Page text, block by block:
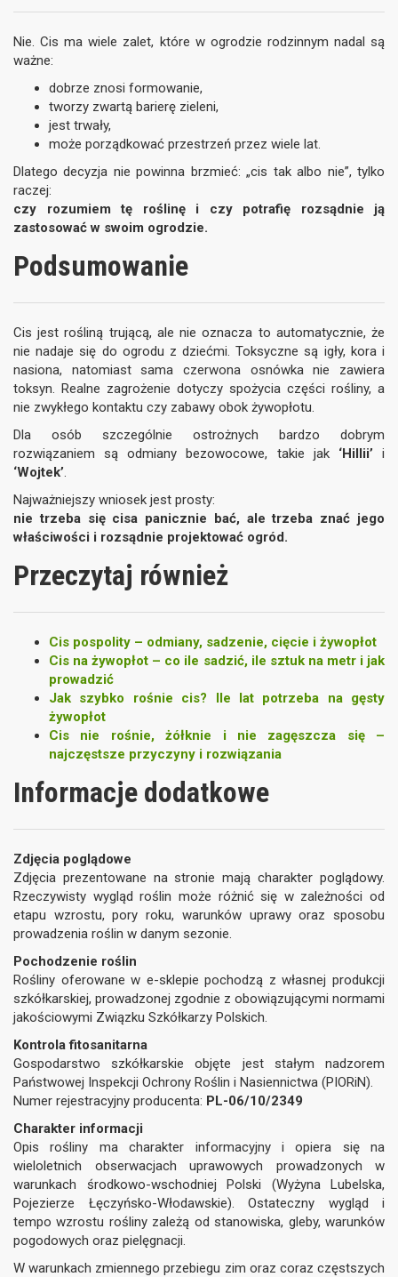
Nie. Cis ma wiele zalet, które w ogrodzie rodzinnym nadal są
ważne:
dobrze znosi formowanie,
tworzy zwartą barierę zieleni,
jest trwały,
może porządkować przestrzeń przez wiele lat.
Dlatego decyzja nie powinna brzmieć: „cis tak albo nie”, tylko
raczej:
czy rozumiem tę roślinę i czy potrafię rozsądnie ją
zastosować w swoim ogrodzie.
Podsumowanie
Cis jest rośliną trującą, ale nie oznacza to automatycznie, że
nie nadaje się do ogrodu z dziećmi. Toksyczne są igły, kora i
nasiona, natomiast sama czerwona osnówka nie zawiera
toksyn. Realne zagrożenie dotyczy spożycia części rośliny, a
nie zwykłego kontaktu czy zabawy obok żywopłotu.
Dla osób szczególnie ostrożnych bardzo dobrym
rozwiązaniem są odmiany bezowocowe, takie jak ‘Hillii’ i
‘Wojtek’.
Najważniejszy wniosek jest prosty:
nie trzeba się cisa panicznie bać, ale trzeba znać jego
właściwości i rozsądnie projektować ogród.
Przeczytaj również
Cis pospolity – odmiany, sadzenie, cięcie i żywopłot
Cis na żywopłot – co ile sadzić, ile sztuk na metr i jak
prowadzić
Jak szybko rośnie cis? Ile lat potrzeba na gęsty
żywopłot
Cis nie rośnie, żółknie i nie zagęszcza się –
najczęstsze przyczyny i rozwiązania
Informacje dodatkowe
Zdjęcia poglądowe
Zdjęcia prezentowane na stronie mają charakter poglądowy.
Rzeczywisty wygląd roślin może różnić się w zależności od
etapu wzrostu, pory roku, warunków uprawy oraz sposobu
prowadzenia roślin w danym sezonie.
Pochodzenie roślin
Rośliny oferowane w e-sklepie pochodzą z własnej produkcji
szkółkarskiej, prowadzonej zgodnie z obowiązującymi normami
jakościowymi Związku Szkółkarzy Polskich.
Kontrola fitosanitarna
Gospodarstwo szkółkarskie objęte jest stałym nadzorem
Państwowej Inspekcji Ochrony Roślin i Nasiennictwa (PIORiN).
Numer rejestracyjny producenta: PL-06/10/2349
Charakter informacji
Opis rośliny ma charakter informacyjny i opiera się na
wieloletnich obserwacjach uprawowych prowadzonych w
warunkach środkowo-wschodniej Polski (Wyżyna Lubelska,
Pojezierze Łęczyńsko-Włodawskie). Ostateczny wygląd i
tempo wzrostu rośliny zależą od stanowiska, gleby, warunków
pogodowych oraz pielęgnacji.
W warunkach zmiennego przebiegu zim oraz coraz częstszych